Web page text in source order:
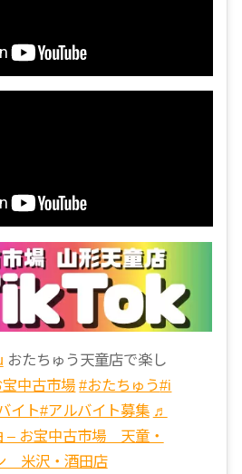
おたちゅう天童店で楽し
宝中古市場 #おたちゅう#i
イト#アルバイト募集 ♬
– お宝中古市場 天童・
米沢・酒田店